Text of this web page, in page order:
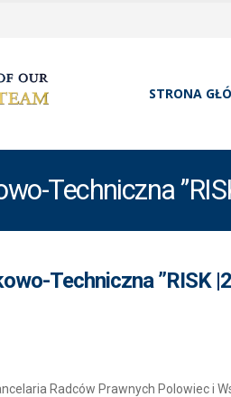
STRONA
Techniczna
Techniczna ”RISK
Radców Prawnych Polowiec i